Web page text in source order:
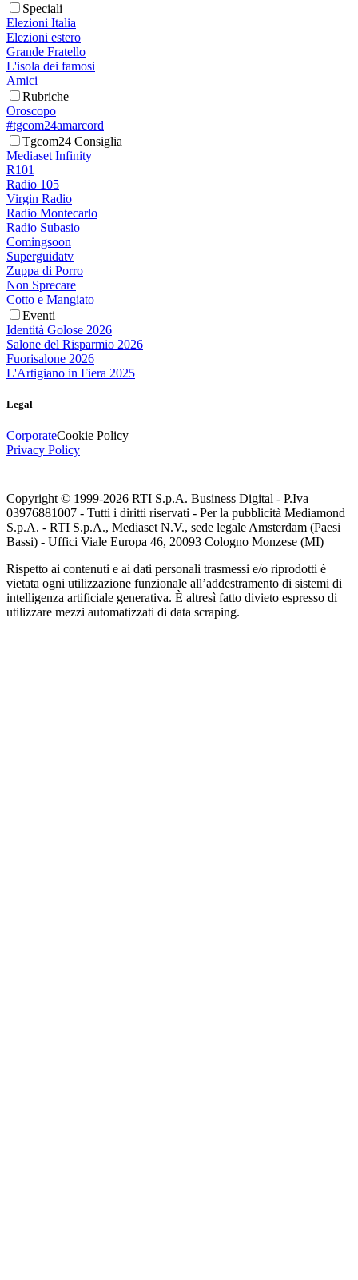
Speciali
Elezioni Italia
Elezioni estero
Grande Fratello
L'isola dei famosi
Amici
Rubriche
Oroscopo
#tgcom24amarcord
Tgcom24 Consiglia
Mediaset Infinity
R101
Radio 105
Virgin Radio
Radio Montecarlo
Radio Subasio
Comingsoon
Superguidatv
Zuppa di Porro
Non Sprecare
Cotto e Mangiato
Eventi
Identità Golose 2026
Salone del Risparmio 2026
Fuorisalone 2026
L'Artigiano in Fiera 2025
Legal
CorporateCookie Policy
Privacy Policy
Copyright © 1999-2026 RTI S.p.A. Business Digital - P.Iva
03976881007 - Tutti i diritti riservati - Per la pubblicità Mediamond
S.p.A. - RTI S.p.A., Mediaset N.V., sede legale Amsterdam (Paesi
Bassi) - Uffici Viale Europa 46, 20093 Cologno Monzese (MI)
Rispetto ai contenuti e ai dati personali trasmessi e/o riprodotti è
vietata ogni utilizzazione funzionale all’addestramento di sistemi di
intelligenza artificiale generativa. È altresì fatto divieto espresso di
utilizzare mezzi automatizzati di data scraping.